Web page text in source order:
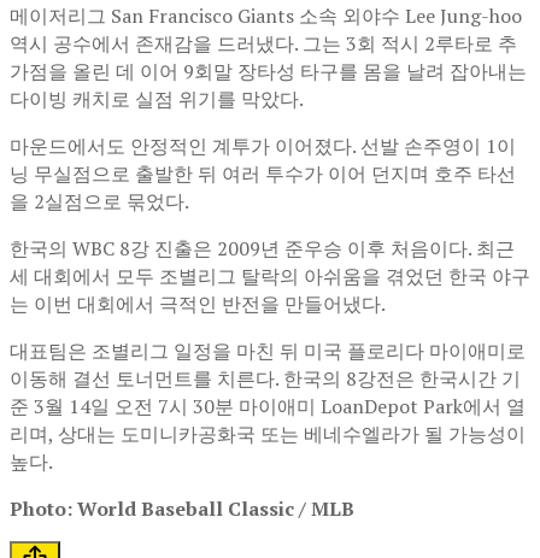
메이저리그 San Francisco Giants 소속 외야수 Lee Jung-hoo
역시 공수에서 존재감을 드러냈다. 그는 3회 적시 2루타로 추
가점을 올린 데 이어 9회말 장타성 타구를 몸을 날려 잡아내는
다이빙 캐치로 실점 위기를 막았다.
마운드에서도 안정적인 계투가 이어졌다. 선발 손주영이 1이
닝 무실점으로 출발한 뒤 여러 투수가 이어 던지며 호주 타선
을 2실점으로 묶었다.
한국의 WBC 8강 진출은 2009년 준우승 이후 처음이다. 최근
세 대회에서 모두 조별리그 탈락의 아쉬움을 겪었던 한국 야구
는 이번 대회에서 극적인 반전을 만들어냈다.
대표팀은 조별리그 일정을 마친 뒤 미국 플로리다 마이애미로
이동해 결선 토너먼트를 치른다. 한국의 8강전은 한국시간 기
준 3월 14일 오전 7시 30분 마이애미 LoanDepot Park에서 열
리며, 상대는 도미니카공화국 또는 베네수엘라가 될 가능성이
높다.
Photo: World Baseball Classic / MLB